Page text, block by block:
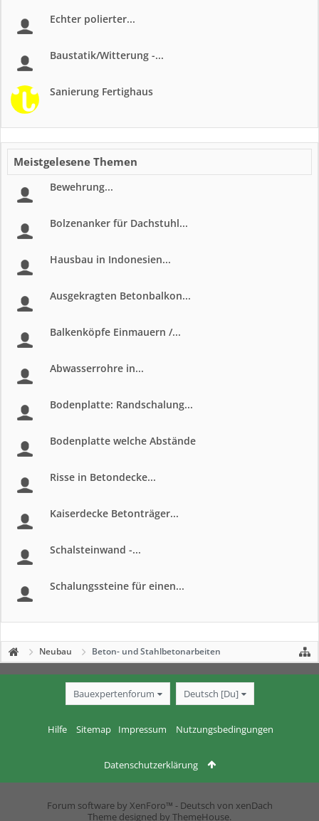
Echter polierter...
Baustatik/Witterung -...
Sanierung Fertighaus
Meistgelesene Themen
Bewehrung...
Bolzenanker für Dachstuhl...
Hausbau in Indonesien...
Ausgekragten Betonbalkon...
Balkenköpfe Einmauern /...
Abwasserrohre in...
Bodenplatte: Randschalung...
Bodenplatte welche Abstände
Risse in Betondecke...
Kaiserdecke Betonträger...
Schalsteinwand -...
Schalungssteine für einen...
Neubau Beton- und Stahlbetonarbeiten
Bauexpertenforum Deutsch [Du]
Hilfe Sitemap Impressum Nutzungsbedingungen
Datenschutzerklärung
Forum software by XenForo™ - Deutsch von xenDach
Theme designed by ThemeHouse.